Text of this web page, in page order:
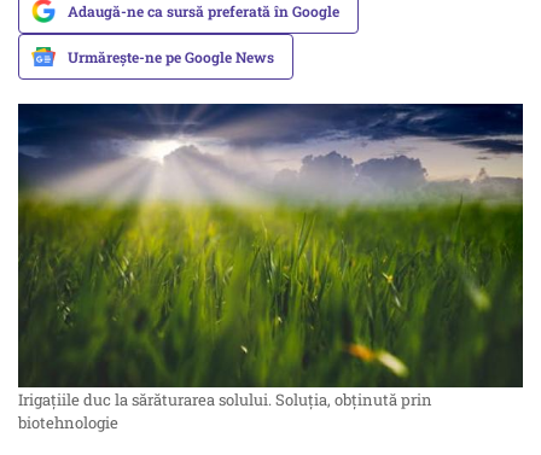
Adaugă-ne ca sursă preferată în Google
Urmărește-ne pe Google News
Irigațiile duc la sărăturarea solului. Soluția, obținută prin
biotehnologie